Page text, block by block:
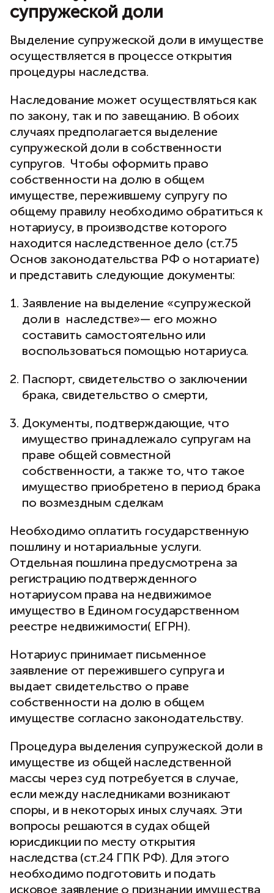
супружеской доли
Выделение супружеской доли в имуществе
осуществляется в процессе открытия
процедуры наследства.
Наследование может осуществляться как
по закону, так и по завещанию. В обоих
случаях предполагается выделение
супружеской доли в собственности
супругов. Чтобы оформить право
собственности на долю в общем
имуществе, пережившему супругу по
общему правилу необходимо обратиться к
нотариусу, в производстве которого
находится наследственное дело (ст.75
Основ законодательства РФ о нотариате)
и представить следующие документы:
Заявление на выделение «супружеской
доли в наследстве»— его можно
составить самостоятельно или
воспользоваться помощью нотариуса.
Паспорт, свидетельство о заключении
брака, свидетельство о смерти,
Документы, подтверждающие, что
имущество принадлежало супругам на
праве общей совместной
собственности, а также то, что такое
имущество приобретено в период брака
по возмездным сделкам
Необходимо оплатить государственную
пошлину и нотариальные услуги.
Отдельная пошлина предусмотрена за
регистрацию подтвержденного
нотариусом права на недвижимое
имущество в Едином государственном
реестре недвижимости( ЕГРН).
Нотариус принимает письменное
заявление от пережившего супруга и
выдает свидетельство о праве
собственности на долю в общем
имуществе согласно законодательству.
Процедура выделения супружеской доли в
имуществе из общей наследственной
массы через суд потребуется в случае,
если между наследниками возникают
споры, и в некоторых иных случаях. Эти
вопросы решаются в судах общей
юрисдикции по месту открытия
наследства (ст.24 ГПК РФ). Для этого
необходимо подготовить и подать
исковое заявление о признании имущества